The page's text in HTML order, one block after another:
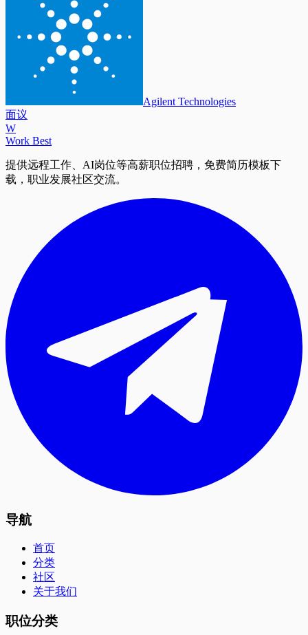
Agilent Technologies
面议
W
Work Best
提供远程工作、AI岗位等高薪职位招聘，免费简历模板下
载，职业发展社区交流。
导航
首页
分类
社区
关于我们
职位分类